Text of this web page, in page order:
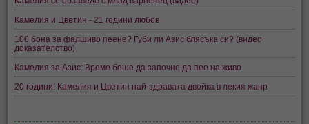
Камелия и Цветин - 21 години любов
100 бона за фалшиво пеене? Губи ли Азис блясъка си? (видео
доказателство)
Камелия за Азис: Време беше да започне да пее на живо
20 години! Камелия и Цветин най-здравата двойка в лекия жанр